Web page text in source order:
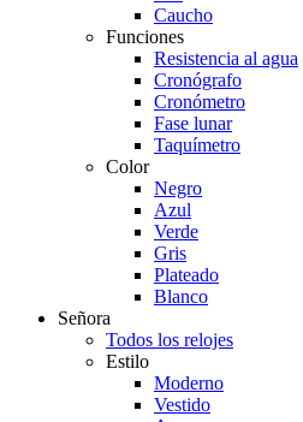
Caucho
Funciones
Resistencia al agua
Cronógrafo
Cronómetro
Fase lunar
Taquímetro
Color
Negro
Azul
Verde
Gris
Plateado
Blanco
Señora
Todos los relojes
Estilo
Moderno
Vestido